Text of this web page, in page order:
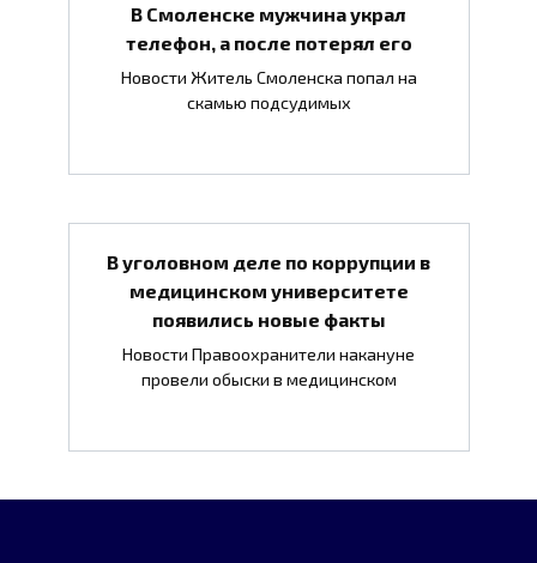
В Смоленске мужчина украл
телефон, а после потерял его
Новости Житель Смоленска попал на
скамью подсудимых
В уголовном деле по коррупции в
медицинском университете
появились новые факты
Новости Правоохранители накануне
провели обыски в медицинском